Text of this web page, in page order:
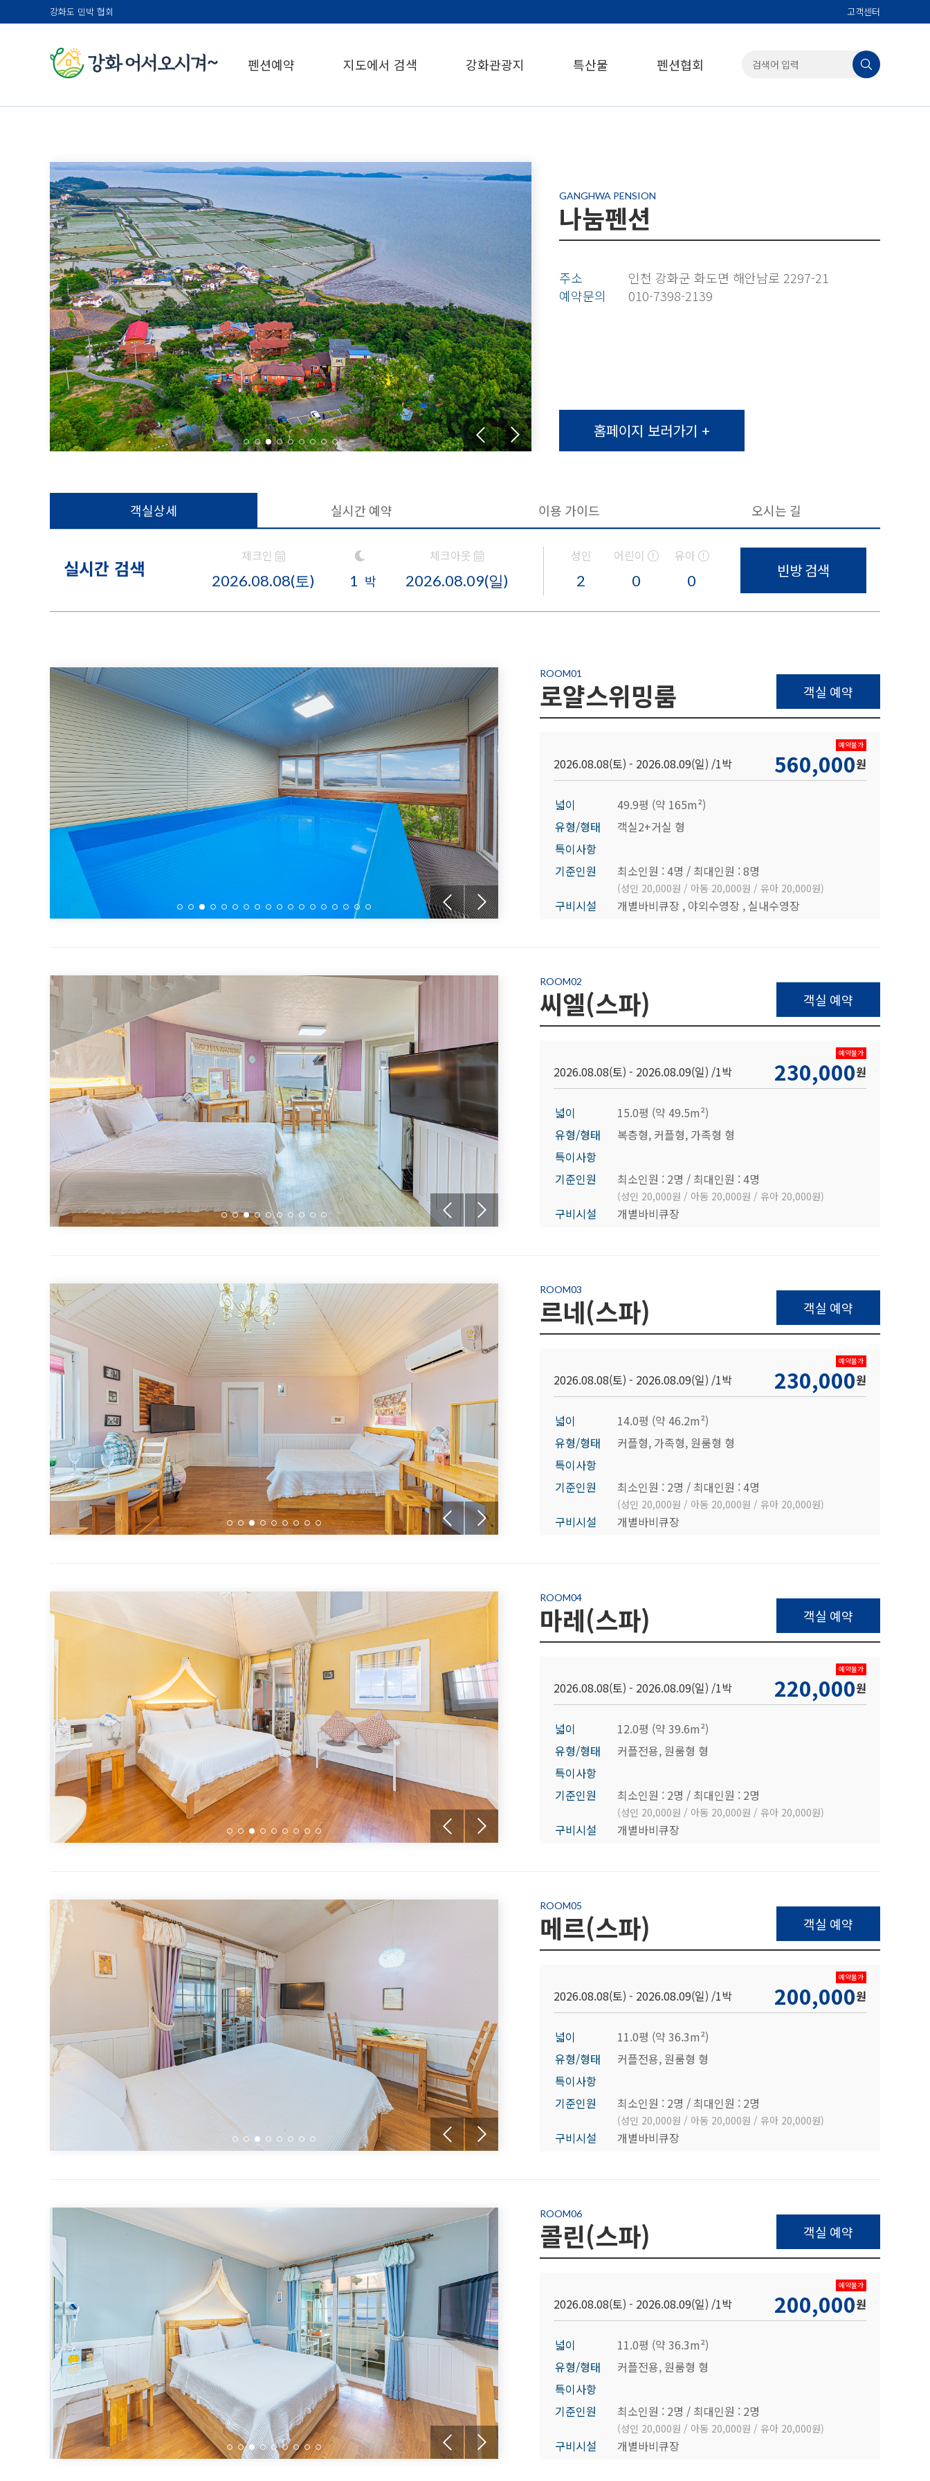
강화도 민박 협회 고객센터
펜션예약 지도에서 검색 강화관광지 특산물 펜션협회
GANGHWA PENSION
나눔펜션
주소
인천 강화군 화도면 해안남로 2297-21
예약문의
010-7398-2139
홈페이지 보러가기 +
객실상세 실시간 예약 이용 가이드 오시는 길
실시간 검색
체크인
박
체크아웃 성인
2
어린이
0
유아
0
빈방 검색
ROOM01
로얄스위밍룸 객실 예약
2026.08.08(토) - 2026.08.09(일) /1박
예약불가
560,000원
넓이
49.9평 (약 165m²)
유형/형태
객실2+거실 형
특이사항
기준인원
최소인원 : 4명 / 최대인원 : 8명
(성인 20,000원 / 아동 20,000원 / 유아 20,000원)
구비시설 개별바비큐장 , 야외수영장 , 실내수영장
ROOM02
씨엘(스파) 객실 예약
2026.08.08(토) - 2026.08.09(일) /1박
예약불가
230,000원
넓이
15.0평 (약 49.5m²)
유형/형태
복층형, 커플형, 가족형 형
특이사항
기준인원
최소인원 : 2명 / 최대인원 : 4명
(성인 20,000원 / 아동 20,000원 / 유아 20,000원)
구비시설 개별바비큐장
ROOM03
르네(스파) 객실 예약
2026.08.08(토) - 2026.08.09(일) /1박
예약불가
230,000원
넓이
14.0평 (약 46.2m²)
유형/형태
커플형, 가족형, 원룸형 형
특이사항
기준인원
최소인원 : 2명 / 최대인원 : 4명
(성인 20,000원 / 아동 20,000원 / 유아 20,000원)
구비시설 개별바비큐장
ROOM04
마레(스파) 객실 예약
2026.08.08(토) - 2026.08.09(일) /1박
예약불가
220,000원
넓이
12.0평 (약 39.6m²)
유형/형태
커플전용, 원룸형 형
특이사항
기준인원
최소인원 : 2명 / 최대인원 : 2명
(성인 20,000원 / 아동 20,000원 / 유아 20,000원)
구비시설 개별바비큐장
ROOM05
메르(스파) 객실 예약
2026.08.08(토) - 2026.08.09(일) /1박
예약불가
200,000원
넓이
11.0평 (약 36.3m²)
유형/형태
커플전용, 원룸형 형
특이사항
기준인원
최소인원 : 2명 / 최대인원 : 2명
(성인 20,000원 / 아동 20,000원 / 유아 20,000원)
구비시설 개별바비큐장
ROOM06
콜린(스파) 객실 예약
2026.08.08(토) - 2026.08.09(일) /1박
예약불가
200,000원
넓이
11.0평 (약 36.3m²)
유형/형태
커플전용, 원룸형 형
특이사항
기준인원
최소인원 : 2명 / 최대인원 : 2명
(성인 20,000원 / 아동 20,000원 / 유아 20,000원)
구비시설 개별바비큐장